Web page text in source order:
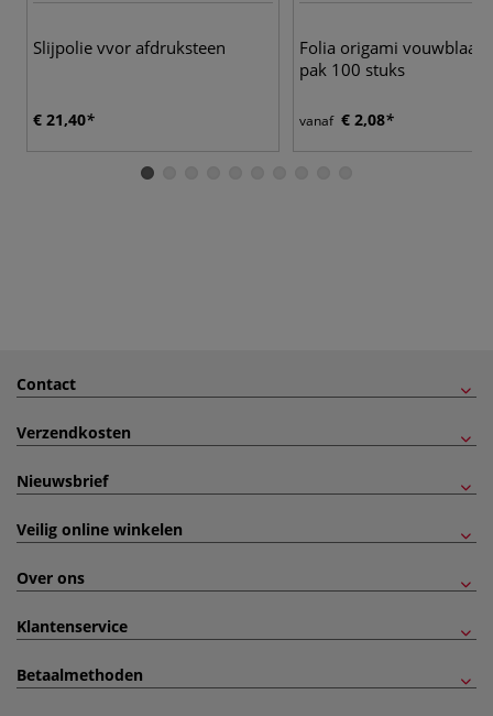
Slijpolie vvor afdruksteen
€ 21,40
Folia origami
pak 100 stuks
vanaf € 2,08
Contact
Verzendkosten
Nieuwsbrief
Veilig online winkelen
Over ons
Klantenservice
Betaalmethoden